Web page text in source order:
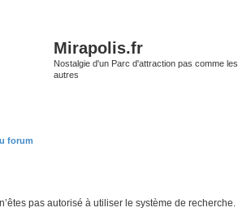
Mirapolis.fr
Nostalgie d'un Parc d'attraction pas comme les
autres
forum
pas autorisé à utiliser le système de recherche.